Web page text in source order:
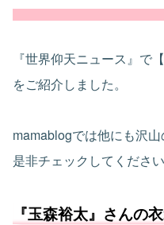
『世界仰天ニュース』で
をご紹介しました。
mamablogでは他にも沢
是非チェックしてくださ
『玉森裕太』さんの